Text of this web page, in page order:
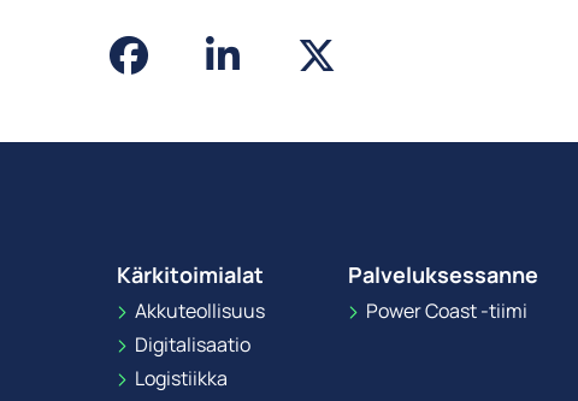
Kärkitoimialat
Akkuteollisuus
Digitalisaatio
Logistiikka
Palveluksessanne
Power Coast -tiimi